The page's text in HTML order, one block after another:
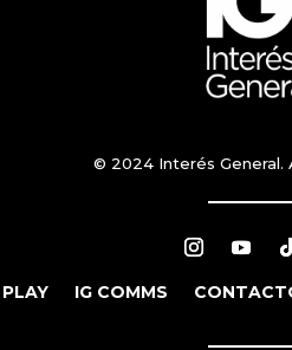
© 2024 Interés General.
IG COMMS